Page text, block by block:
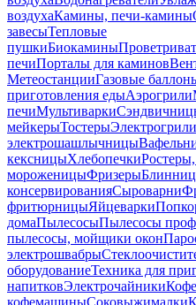
воздухаКамины, печи-камины
завесыТепловые
пушкиБиокамины
печиПорталы для каминов
МетеостанцииГазовые
приготовления едыАэрогрили
печиМультиварки
мейкерыТостеры
электрошашлычницы
кексницыХлебопечки
мороженицыФризеры
консервированияСыроварни
фритюрницыЯйцеварки
домаПылесосыПылесосы
пылесосы, мойщики окон
электрошвабры
оборудованиеТехника для
напитковЭлектрочайники
кофемашиныСоковыжималки